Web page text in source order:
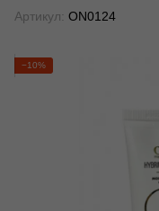
Артикул: ON0124
−10%